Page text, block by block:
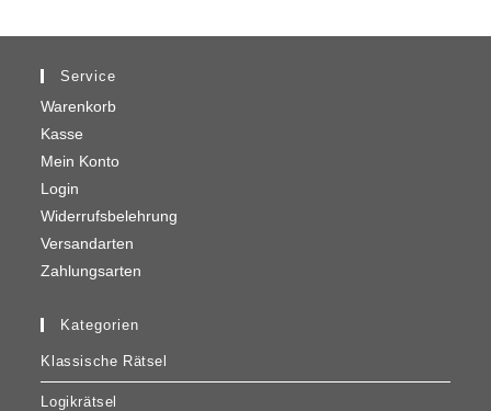
Service
Warenkorb
Kasse
Mein Konto
Login
Widerrufsbelehrung
Versandarten
Zahlungsarten
Kategorien
Klassische Rätsel
Logikrätsel